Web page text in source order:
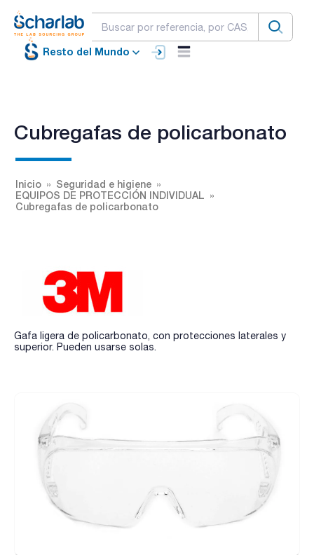
Resto del Mundo
Cubregafas de policarbonato
Inicio
Seguridad e higiene
EQUIPOS DE PROTECCIÓN INDIVIDUAL
Cubregafas de policarbonato
Gafa ligera de policarbonato, con protecciones laterales y
superior. Pueden usarse solas.